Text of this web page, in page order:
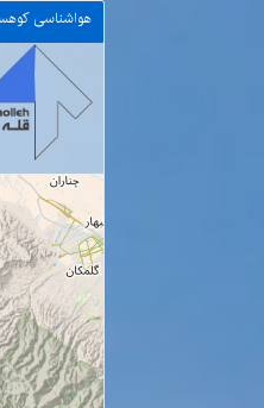
هواشناسی